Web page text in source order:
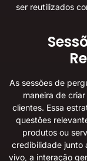
ser reutilizados
As sessões de
maneira de
clientes. Essa
questões
produtos ou
credibilidade junto
vivo, a interação